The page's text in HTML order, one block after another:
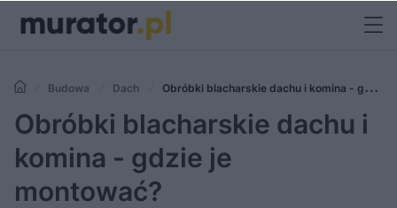
Budowa Dach
Obróbki blacharskie dachu i komina - gdzie
je montować?
Obróbki blacharskie dachu i
komina - gdzie je
montować?